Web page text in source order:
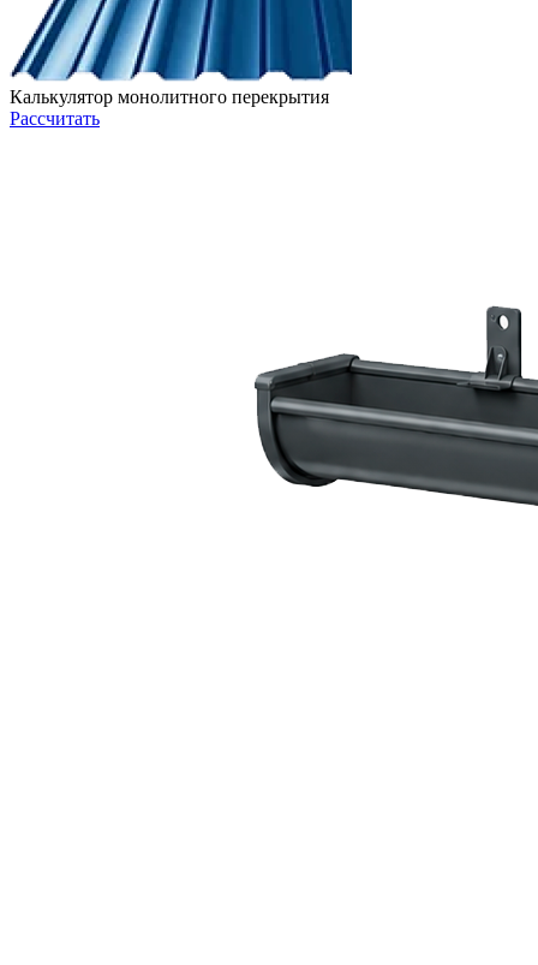
Калькулятор монолитного перекрытия
Рассчитать